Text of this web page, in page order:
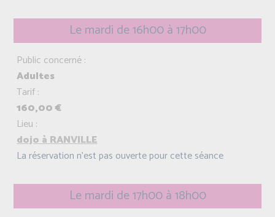
Le mardi de 16h00 à 17h00
Public concerné :
Adultes
Tarif :
160,00 €
Lieu :
dojo à RANVILLE
La réservation n'est pas ouverte pour cette séance
Le mardi de 17h00 à 18h00